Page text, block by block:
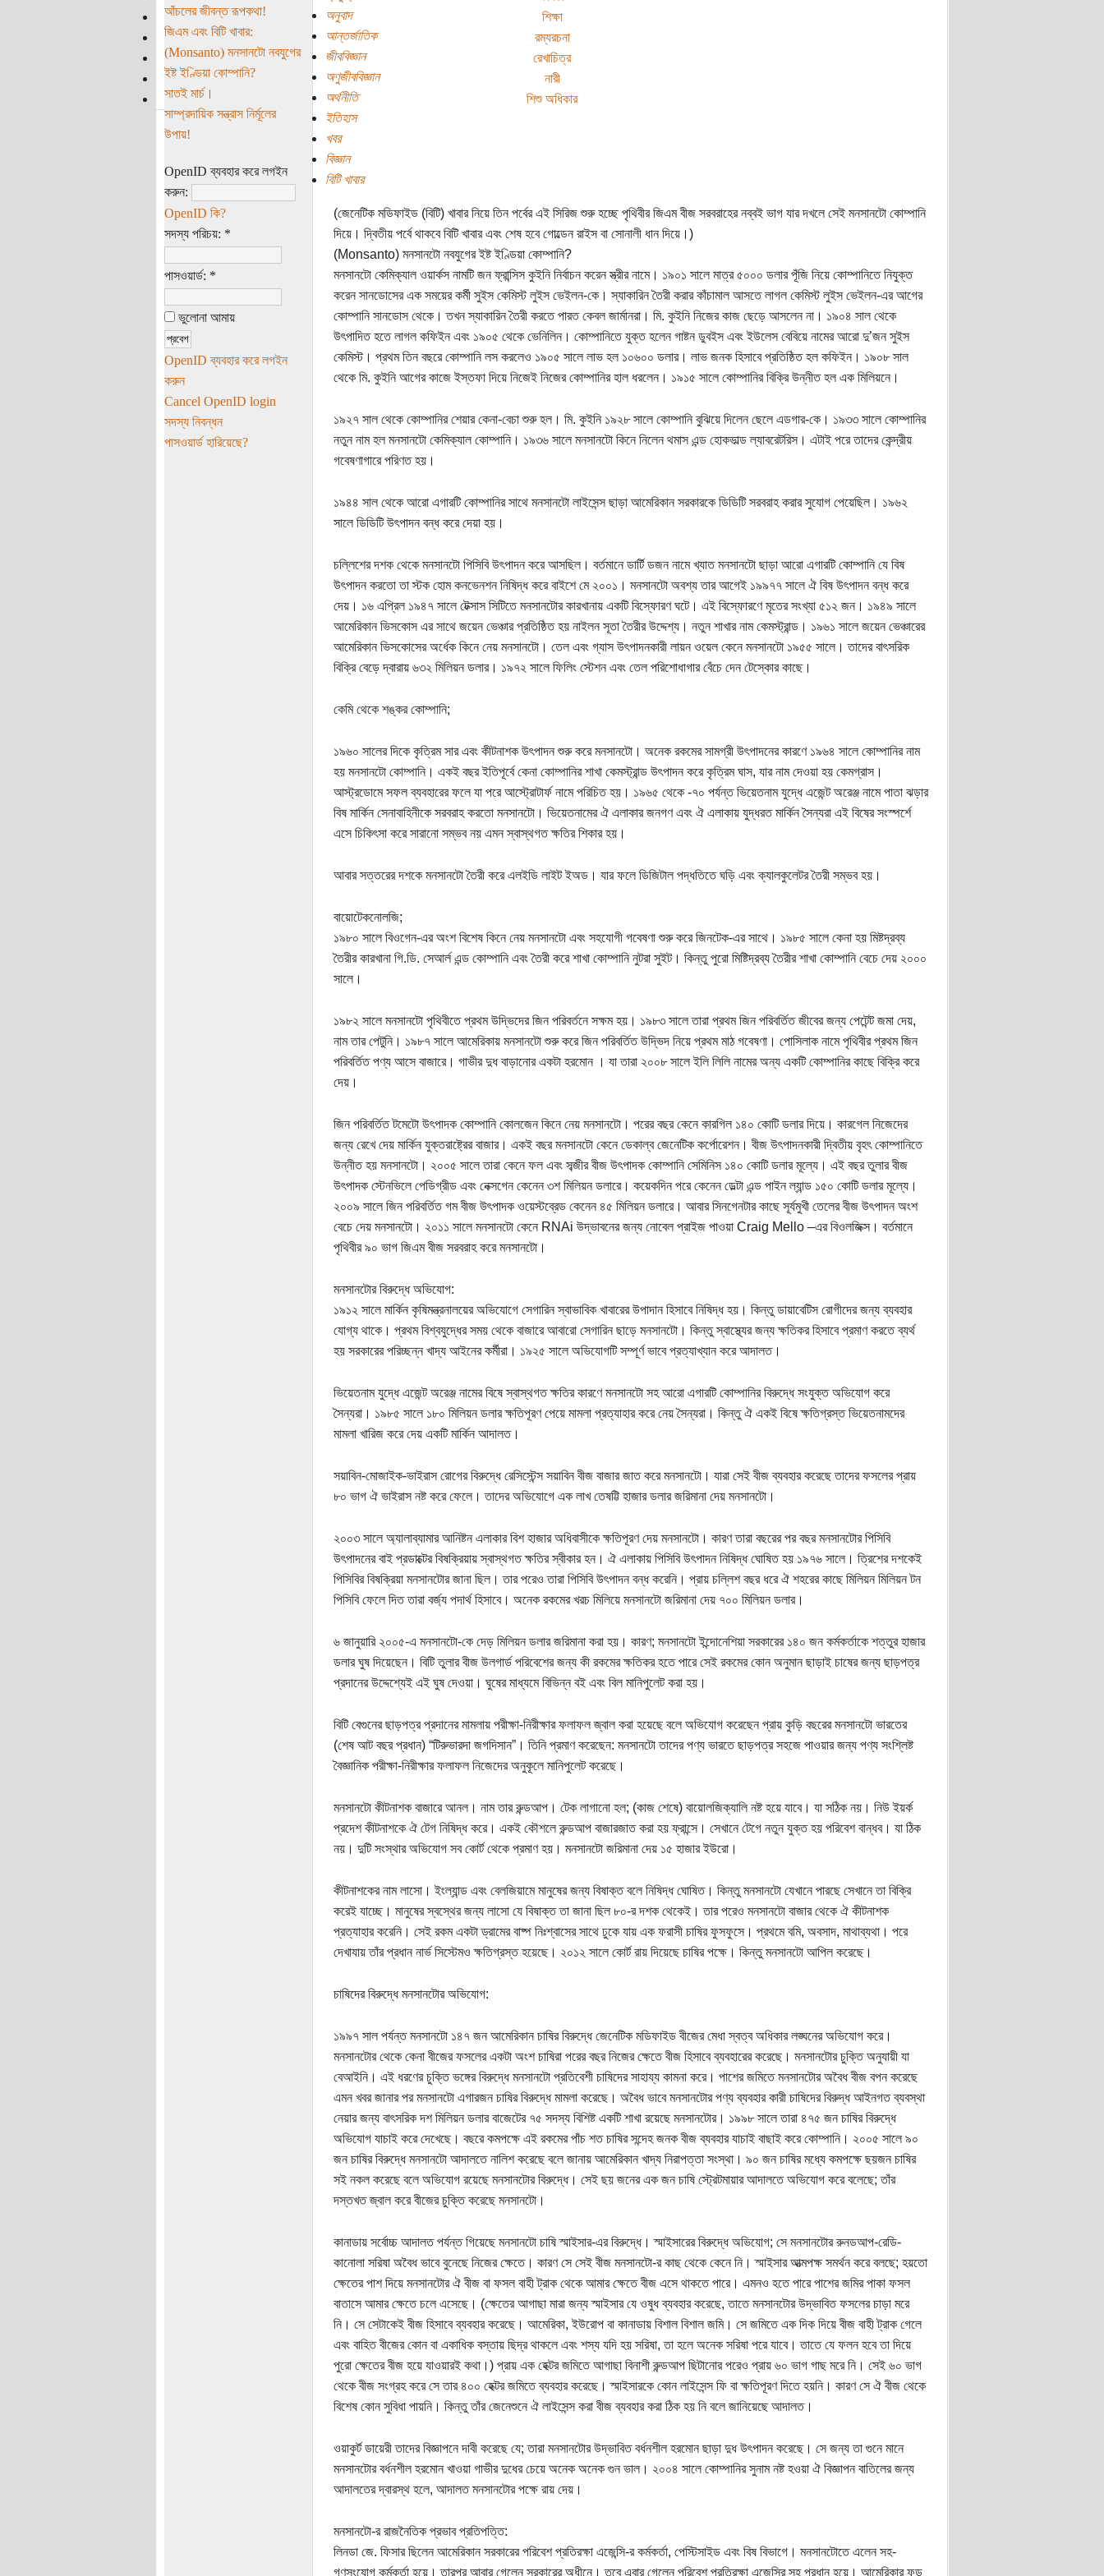
শিক্ষা
রম্যরচনা
রেখাচিত্র
নারী
শিশু অধিকার
আঁচলের জীবন্ত রূপকথা!
জিএম এবং বিটি খাবার:
(Monsanto) মনসানটো নবযুগের
ইষ্ট ইণ্ডিয়া কোম্পানি?
সাতই মার্চ।
সাম্প্রদায়িক সন্ত্রাস নির্মূলের
উপায়!
OpenID ব্যবহার করে লগইন
করুন:
OpenID কি?
সদস্য পরিচয়: *
পাসওয়ার্ড: *
ভুলোনা আমায়
OpenID ব্যবহার করে লগইন
করুন
Cancel OpenID login
সদস্য নিবন্ধন
পাসওয়ার্ড হারিয়েছে?
অনুবাদ
আন্তর্জাতিক
জীববিজ্ঞান
অণুজীববিজ্ঞান
অর্থনীতি
ইতিহাস
খবর
বিজ্ঞান
বিটি খাবার
(জেনেটিক মডিফাইড (বিটি) খাবার নিয়ে তিন পর্বের এই সিরিজ শুরু হচ্ছে পৃথিবীর জিএম বীজ সরবরাহের নব্বই ভাগ যার দখলে সেই মনসানটো কোম্পানি
দিয়ে। দ্বিতীয় পর্বে থাকবে বিটি খাবার এবং শেষ হবে গোল্ডেন রাইস বা সোনালী ধান দিয়ে।)
(Monsanto) মনসানটো নবযুগের ইষ্ট ইণ্ডিয়া কোম্পানি?
মনসানটো কেমিক্যাল ওয়ার্কস নামটি জন ফ্রান্সিস কুইনি নির্বাচন করেন স্ত্রীর নামে। ১৯০১ সালে মাত্র ৫০০০ ডলার পূঁজি নিয়ে কোম্পানিতে নিযুক্ত
করেন সানডোসের এক সময়ের কর্মী সুইস কেমিস্ট লুইস ভেইলন-কে। স্যাকারিন তৈরী করার কাঁচামাল আসতে লাগল কেমিস্ট লুইস ভেইলন-এর আগের
কোম্পানি সানডোস থেকে। তখন স্যাকারিন তৈরী করতে পারত কেবল জার্মানরা। মি. কুইনি নিজের কাজ ছেড়ে আসলেন না। ১৯০৪ সাল থেকে
উৎপাদিত হতে লাগল কফিইন এবং ১৯০৫ থেকে ভেনিলিন। কোম্পানিতে যুক্ত হলেন গাষ্টন ডুবইস এবং ইউলেস বেবিয়ে নামের আরো দু’জন সুইস
কেমিস্ট। প্রথম তিন বছরে কোম্পানি লস করলেও ১৯০৫ সালে লাভ হল ১০৬০০ ডলার। লাভ জনক হিসাবে প্রতিষ্ঠিত হল কফিইন। ১৯০৮ সাল
থেকে মি. কুইনি আগের কাজে ইস্তফা দিয়ে নিজেই নিজের কোম্পানির হাল ধরলেন। ১৯১৫ সালে কোম্পানির বিক্রি উন্নীত হল এক মিলিয়নে।
১৯২৭ সাল থেকে কোম্পানির শেয়ার কেনা-বেচা শুরু হল। মি. কুইনি ১৯২৮ সালে কোম্পানি বুঝিয়ে দিলেন ছেলে এডগার-কে। ১৯৩৩ সালে কোম্পানির
নতুন নাম হল মনসানটো কেমিক্যাল কোম্পানি। ১৯৩৬ সালে মনসানটো কিনে নিলেন থমাস এন্ড হোকভাল্ড ল্যাবরেটরিস। এটাই পরে তাদের কেন্দ্রীয়
গবেষণাগারে পরিণত হয়।
১৯৪৪ সাল থেকে আরো এগারটি কোম্পানির সাথে মনসানটো লাইসেন্স ছাড়া আমেরিকান সরকারকে ডিডিটি সরবরাহ করার সুযোগ পেয়েছিল। ১৯৬২
সালে ডিডিটি উৎপাদন বন্ধ করে দেয়া হয়।
চল্লিশের দশক থেকে মনসানটো পিসিবি উৎপাদন করে আসছিল। বর্তমানে ডার্টি ডজন নামে খ্যাত মনসানটো ছাড়া আরো এগারটি কোম্পানি যে বিষ
উৎপাদন করতো তা স্টক হোম কনভেনশন নিষিদ্ধ করে বাইশে মে ২০০১। মনসানটো অবশ্য তার আগেই ১৯৯৭৭ সালে ঐ বিষ উৎপাদন বন্ধ করে
দেয়। ১৬ এপ্রিল ১৯৪৭ সালে টেক্সাস সিটিতে মনসানটোর কারখানায় একটি বিস্ফোরণ ঘটে। এই বিস্ফোরণে মৃতের সংখ্যা ৫১২ জন। ১৯৪৯ সালে
আমেরিকান ভিসকোস এর সাথে জয়েন ভেঞ্চার প্রতিষ্ঠিত হয় নাইলন সূতা তৈরীর উদ্দেশ্য। নতুন শাখার নাম কেমস্ট্রান্ড। ১৯৬১ সালে জয়েন ভেঞ্চারের
আমেরিকান ভিসকোসের অর্ধেক কিনে নেয় মনসানটো। তেল এবং গ্যাস উৎপাদনকারী লায়ন ওয়েল কেনে মনসানটো ১৯৫৫ সালে। তাদের বাৎসরিক
বিক্রি বেড়ে দ্বারায় ৬৩২ মিলিয়ন ডলার। ১৯৭২ সালে ফিলিং স্টেশন এবং তেল পরিশোধাগার বেঁচে দেন টেস্কোর কাছে।
কেমি থেকে শঙ্কর কোম্পানি;
১৯৬০ সালের দিকে কৃত্রিম সার এবং কীটনাশক উৎপাদন শুরু করে মনসানটো। অনেক রকমের সামগ্রী উৎপাদনের কারণে ১৯৬৪ সালে কোম্পানির নাম
হয় মনসানটো কোম্পানি। একই বছর ইতিপূর্বে কেনা কোম্পানির শাখা কেমস্ট্রান্ড উৎপাদন করে কৃত্রিম ঘাস, যার নাম দেওয়া হয় কেমগ্রাস।
আস্ট্রডোমে সফল ব্যবহারের ফলে যা পরে আস্ট্রোটার্ফ নামে পরিচিত হয়। ১৯৬৫ থেকে -৭০ পর্যন্ত ভিয়েতনাম যুদ্ধে এজেন্ট অরেঞ্জ নামে পাতা ঝড়ার
বিষ মার্কিন সেনাবাহিনীকে সরবরাহ করতো মনসানটো। ভিয়েতনামের ঐ এলাকার জনগণ এবং ঐ এলাকায় যুদ্ধরত মার্কিন সৈন্যরা এই বিষের সংস্পর্শে
এসে চিকিৎসা করে সারানো সম্ভব নয় এমন স্বাস্থগত ক্ষতির শিকার হয়।
আবার সত্তরের দশকে মনসানটো তৈরী করে এলইডি লাইট ইঅড। যার ফলে ডিজিটাল পদ্ধতিতে ঘড়ি এবং ক্যালকুলেটর তৈরী সম্ভব হয়।
বায়োটেকনোলজি;
১৯৮০ সালে বিওগেন-এর অংশ বিশেষ কিনে নেয় মনসানটো এবং সহযোগী গবেষণা শুরু করে জিনটেক-এর সাথে। ১৯৮৫ সালে কেনা হয় মিষ্টদ্রব্য
তৈরীর কারখানা গি.ডি. সেআর্ল এন্ড কোম্পানি এবং তৈরী করে শাখা কোম্পানি নুটরা সুইট। কিন্তু পুরো মিষ্টিদ্রব্য তৈরীর শাখা কোম্পানি বেচে দেয় ২০০০
সালে।
১৯৮২ সালে মনসানটো পৃথিবীতে প্রথম উদ্ভিদের জিন পরিবর্তনে সক্ষম হয়। ১৯৮৩ সালে তারা প্রথম জিন পরিবর্তিত জীবের জন্য পেটেন্ট জমা দেয়,
নাম তার পেটুনি। ১৯৮৭ সালে আমেরিকায় মনসানটো শুরু করে জিন পরিবর্তিত উদ্ভিদ নিয়ে প্রথম মাঠ গবেষণা। পোসিলাক নামে পৃথিবীর প্রথম জিন
পরিবর্তিত পণ্য আসে বাজারে। গাভীর দুধ বাড়ানোর একটা হরমোন । যা তারা ২০০৮ সালে ইলি লিলি নামের অন্য একটি কোম্পানির কাছে বিক্রি করে
দেয়।
জিন পরিবর্তিত টমেটো উৎপাদক কোম্পানি কোলজেন কিনে নেয় মনসানটো। পরের বছর কেনে কারগিল ১৪০ কোটি ডলার দিয়ে। কারগেল নিজেদের
জন্য রেখে দেয় মার্কিন যুক্তরাষ্ট্রের বাজার। একই বছর মনসানটো কেনে ডেকাল্ব জেনেটিক কর্পোরেশন। বীজ উৎপাদনকারী দ্বিতীয় বৃহৎ কোম্পানিতে
উন্নীত হয় মনসানটো। ২০০৫ সালে তারা কেনে ফল এবং সব্জীর বীজ উৎপাদক কোম্পানি সেমিনিস ১৪০ কোটি ডলার মূল্যে। এই বছর তুলার বীজ
উৎপাদক স্টেনভিলে পেডিগ্রীড এবং নেক্সগেন কেনেন ৩শ মিলিয়ন ডলারে। কয়েকদিন পরে কেনেন ডেল্টা এন্ড পাইন ল্যান্ড ১৫০ কোটি ডলার মূল্যে।
২০০৯ সালে জিন পরিবর্তিত গম বীজ উৎপাদক ওয়েস্টব্রেড কেনেন ৪৫ মিলিয়ন ডলারে। আবার সিনগেনটার কাছে সূর্যমুখী তেলের বীজ উৎপাদন অংশ
বেচে দেয় মনসানটো। ২০১১ সালে মনসানটো কেনে RNAi উদ্ভাবনের জন্য নোবেল প্রাইজ পাওয়া Craig Mello –এর বিওলজিক্স। বর্তমানে
পৃথিবীর ৯০ ভাগ জিএম বীজ সরবরাহ করে মনসানটো।
মনসানটোর বিরুদ্ধে অভিযোগ:
১৯১২ সালে মার্কিন কৃষিমন্ত্রনালয়ের অভিযোগে সেগারিন স্বাভাবিক খাবারের উপাদান হিসাবে নিষিদ্ধ হয়। কিন্তু ডায়াবেটিস রোগীদের জন্য ব্যবহার
যোগ্য থাকে। প্রথম বিশ্বযুদ্ধের সময় থেকে বাজারে আবারো সেগারিন ছাড়ে মনসানটো। কিন্তু স্বাস্থ্যের জন্য ক্ষতিকর হিসাবে প্রমাণ করতে ব্যর্থ
হয় সরকারের পরিচ্ছন্ন খাদ্য আইনের কর্মীরা। ১৯২৫ সালে অভিযোগটি সম্পূর্ণ ভাবে প্রত্যাখ্যান করে আদালত।
ভিয়েতনাম যুদ্ধে এজেন্ট অরেঞ্জ নামের বিষে স্বাস্থগত ক্ষতির কারণে মনসানটো সহ আরো এগারটি কোম্পানির বিরুদ্ধে সংযুক্ত অভিযোগ করে
সৈন্যরা। ১৯৮৫ সালে ১৮০ মিলিয়ন ডলার ক্ষতিপূরণ পেয়ে মামলা প্রত্যাহার করে নেয় সৈন্যরা। কিন্তু ঐ একই বিষে ক্ষতিগ্রস্ত ভিয়েতনামদের
মামলা খারিজ করে দেয় একটি মার্কিন আদালত।
সয়াবিন-মোজাইক-ভাইরাস রোগের বিরুদ্ধে রেসিস্টেন্স সয়াবিন বীজ বাজার জাত করে মনসানটো। যারা সেই বীজ ব্যবহার করেছে তাদের ফসলের প্রায়
৮০ ভাগ ঐ ভাইরাস নষ্ট করে ফেলে। তাদের অভিযোগে এক লাখ তেষট্টি হাজার ডলার জরিমানা দেয় মনসানটো।
২০০৩ সালে অ্যালাব্যামার আনিষ্টন এলাকার বিশ হাজার অধিবাসীকে ক্ষতিপূরণ দেয় মনসানটো। কারণ তারা বছরের পর বছর মনসানটোর পিসিবি
উৎপাদনের বাই প্রডাক্টের বিষক্রিয়ায় স্বাস্থগত ক্ষতির স্বীকার হন। ঐ এলাকায় পিসিবি উৎপাদন নিষিদ্ধ ঘোষিত হয় ১৯৭৬ সালে। ত্রিশের দশকেই
পিসিবির বিষক্রিয়া মনসানটোর জানা ছিল। তার পরেও তারা পিসিবি উৎপাদন বন্ধ করেনি। প্রায় চল্লিশ বছর ধরে ঐ শহরের কাছে মিলিয়ন মিলিয়ন টন
পিসিবি ফেলে দিত তারা বর্জ্য পদার্থ হিসাবে। অনেক রকমের খরচ মিলিয়ে মনসানটো জরিমানা দেয় ৭০০ মিলিয়ন ডলার।
৬ জানুয়ারি ২০০৫-এ মনসানটো-কে দেড় মিলিয়ন ডলার জরিমানা করা হয়। কারণ; মনসানটো ইন্দোনেশিয়া সরকারের ১৪০ জন কর্মকর্তাকে শত্তুর হাজার
ডলার ঘুষ দিয়েছেন। বিটি তুলার বীজ উলগার্ড পরিবেশের জন্য কী রকমের ক্ষতিকর হতে পারে সেই রকমের কোন অনুমান ছাড়াই চাষের জন্য ছাড়পত্র
প্রদানের উদ্দেশ্যেই এই ঘুষ দেওয়া। ঘুষের মাধ্যমে বিভিন্ন বই এবং বিল মানিপুলেট করা হয়।
বিটি বেগুনের ছাড়পত্র প্রদানের মামলায় পরীক্ষা-নিরীক্ষার ফলাফল জ্বাল করা হয়েছে বলে অভিযোগ করেছেন প্রায় কুড়ি বছরের মনসানটো ভারতের
(শেষ আট বছর প্রধান) “টিরুভারদা জগদিসান”। তিনি প্রমাণ করেছেন: মনসানটো তাদের পণ্য ভারতে ছাড়পত্র সহজে পাওয়ার জন্য পণ্য সংশ্লিষ্ট
বৈজ্ঞানিক পরীক্ষা-নিরীক্ষার ফলাফল নিজেদের অনুকূলে মানিপুলেট করেছে।
মনসানটো কীটনাশক বাজারে আনল। নাম তার রুন্ডআপ। টেক লাগানো হল; (কাজ শেষে) বায়োলজিক্যালি নষ্ট হয়ে যাবে। যা সঠিক নয়। নিউ ইয়র্ক
প্রদেশ কীটনাশকে ঐ টেগ নিষিদ্ধ করে। একই কৌশলে রুন্ডআপ বাজারজাত করা হয় ফ্রান্সে। সেখানে টেগে নতুন যুক্ত হয় পরিবেশ বান্ধব। যা ঠিক
নয়। দুটি সংস্থার অভিযোগ সব কোর্ট থেকে প্রমাণ হয়। মনসানটো জরিমানা দেয় ১৫ হাজার ইউরো।
কীটনাশকের নাম লাসো। ইংল্যান্ড এবং বেলজিয়ামে মানুষের জন্য বিষাক্ত বলে নিষিদ্ধ ঘোষিত। কিন্তু মনসানটো যেখানে পারছে সেখানে তা বিক্রি
করেই যাচ্ছে। মানুষের স্বস্থের জন্য লাসো যে বিষাক্ত তা জানা ছিল ৮০-র দশক থেকেই। তার পরেও মনসানটো বাজার থেকে ঐ কীটনাশক
প্রত্যাহার করেনি। সেই রকম একটা ড্রামের বাষ্প নিঃশ্বাসের সাথে ঢুকে যায় এক ফরাসী চাষির ফুসফুসে। প্রথমে বমি, অবসাদ, মাথাব্যথা। পরে
দেখাযায় তাঁর প্রধান নার্ভ সিস্টেমও ক্ষতিগ্রস্ত হয়েছে। ২০১২ সালে কোর্ট রায় দিয়েছে চাষির পক্ষে। কিন্তু মনসানটো আপিল করেছে।
চাষিদের বিরুদ্ধে মনসানটোর অভিযোগ:
১৯৯৭ সাল পর্যন্ত মনসানটো ১৪৭ জন আমেরিকান চাষির বিরুদ্ধে জেনেটিক মডিফাইড বীজের মেধা স্বত্ব অধিকার লঙ্ঘনের অভিযোগ করে।
মনসানটোর থেকে কেনা বীজের ফসলের একটা অংশ চাষিরা পরের বছর নিজের ক্ষেতে বীজ হিসাবে ব্যবহারের করেছে। মনসানটোর চুক্তি অনুযায়ী যা
বেআইনি। এই ধরণের চুক্তি ভঙ্গের বিরুদ্ধে মনসানটো প্রতিবেশী চাষিদের সাহায্য কামনা করে। পাশের জমিতে মনসানটোর অবৈধ বীজ বপন করেছে
এমন খবর জানার পর মনসানটো এগারজন চাষির বিরুদ্ধে মামলা করেছে। অবৈধ ভাবে মনসানটোর পণ্য ব্যবহার কারী চাষিদের বিরুদ্ধ আইনগত ব্যবস্থা
নেয়ার জন্য বাৎসরিক দশ মিলিয়ন ডলার বাজেটের ৭৫ সদস্য বিশিষ্ট একটি শাখা রয়েছে মনসানটোর। ১৯৯৮ সালে তারা ৪৭৫ জন চাষির বিরুদ্ধে
অভিযোগ যাচাই করে দেখেছে। বছরে কমপক্ষে এই রকমের পাঁচ শত চাষির সন্দেহ জনক বীজ ব্যবহার যাচাই বাছাই করে কোম্পানি। ২০০৫ সালে ৯০
জন চাষির বিরুদ্ধে মনসানটো আদালতে নালিশ করেছে বলে জানায় আমেরিকান খাদ্য নিরাপত্তা সংস্থা। ৯০ জন চাষির মধ্যে কমপক্ষে ছয়জন চাষির
সই নকল করেছে বলে অভিযোগ রয়েছে মনসানটোর বিরুদ্ধে। সেই ছয় জনের এক জন চাষি স্ট্রেটমায়ার আদালতে অভিযোগ করে বলেছে; তাঁর
দস্তখত জ্বাল করে বীজের চুক্তি করেছে মনসানটো।
কানাডায় সর্বোচ্চ আদালত পর্যন্ত গিয়েছে মনসানটো চাষি স্মাইসার-এর বিরুদ্ধে। স্মাইসারের বিরুদ্ধে অভিযোগ; সে মনসানটোর রুনডআপ-রেডি-
কানোলা সরিষা অবৈধ ভাবে বুনেছে নিজের ক্ষেতে। কারণ সে সেই বীজ মনসানটো-র কাছ থেকে কেনে নি। স্মাইসার আত্মপক্ষ সমর্থন করে বলছে; হয়তো
ক্ষেতের পাশ দিয়ে মনসানটোর ঐ বীজ বা ফসল বাহী ট্রাক থেকে আমার ক্ষেতে বীজ এসে থাকতে পারে। এমনও হতে পারে পাশের জমির পাকা ফসল
বাতাসে আমার ক্ষেতে চলে এসেছে। (ক্ষেতের আগাছা মারা জন্য স্মাইসার যে ওষুধ ব্যবহার করেছে, তাতে মনসানটোর উদ্ভাবিত ফসলের চাড়া মরে
নি। সে সেটাকেই বীজ হিসাবে ব্যবহার করেছে। আমেরিকা, ইউরোপ বা কানাডায় বিশাল বিশাল জমি। সে জমিতে এক দিক দিয়ে বীজ বাহী ট্রাক গেলে
এবং বাহিত বীজের কোন বা একাধিক বস্তায় ছিদ্র থাকলে এবং শস্য যদি হয় সরিষা, তা হলে অনেক সরিষা পরে যাবে। তাতে যে ফলন হবে তা দিয়ে
পুরো ক্ষেতের বীজ হয়ে যাওয়ারই কথা।) প্রায় এক হেক্টর জমিতে আগাছা বিনাশী রুন্ডআপ ছিটানোর পরেও প্রায় ৬০ ভাগ গাছ মরে নি। সেই ৬০ ভাগ
থেকে বীজ সংগ্রহ করে সে তার ৪০০ হেক্টর জমিতে ব্যবহার করেছে। স্মাইসারকে কোন লাইসেন্স ফি বা ক্ষতিপূরণ দিতে হয়নি। কারণ সে ঐ বীজ থেকে
বিশেষ কোন সুবিধা পায়নি। কিন্তু তাঁর জেনেশুনে ঐ লাইসেন্স করা বীজ ব্যবহার করা ঠিক হয় নি বলে জানিয়েছে আদালত।
ওয়াকুর্ট ডায়েরী তাদের বিজ্ঞাপনে দাবী করেছে যে; তারা মনসানটোর উদ্ভাবিত বর্ধনশীল হরমোন ছাড়া দুধ উৎপাদন করেছে। সে জন্য তা গুনে মানে
মনসানটোর বর্ধনশীল হরমোন খাওয়া গাভীর দুধের চেয়ে অনেক অনেক গুন ভাল। ২০০৪ সালে কোম্পানির সুনাম নষ্ট হওয়া ঐ বিজ্ঞাপন বাতিলের জন্য
আদালতের দ্বারস্থ হলে, আদালত মনসানটোর পক্ষে রায় দেয়।
মনসানটো-র রাজনৈতিক প্রভাব প্রতিপত্তি:
লিনডা জে. ফিসার ছিলেন আমেরিকান সরকারের পরিবেশ প্রতিরক্ষা এজেন্সি-র কর্মকর্তা, পেস্টিসাইড এবং বিষ বিভাগে। মনসানটোতে এলেন সহ-
গণসংযোগ কর্মকর্তা হয়ে। তারপর আবার গেলেন সরকারের অধীনে। তবে এবার গেলেন পরিবেশ প্রতিরক্ষা এজেন্সির সহ প্রধান হয়ে। আমেরিকার ফুড